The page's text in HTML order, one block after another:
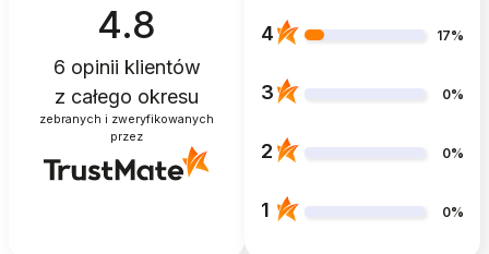
4.8
6 opinii klientów
z całego okresu
zebranych i zweryfikowanych
przez
4 17%
3 0%
2 0%
1 0%